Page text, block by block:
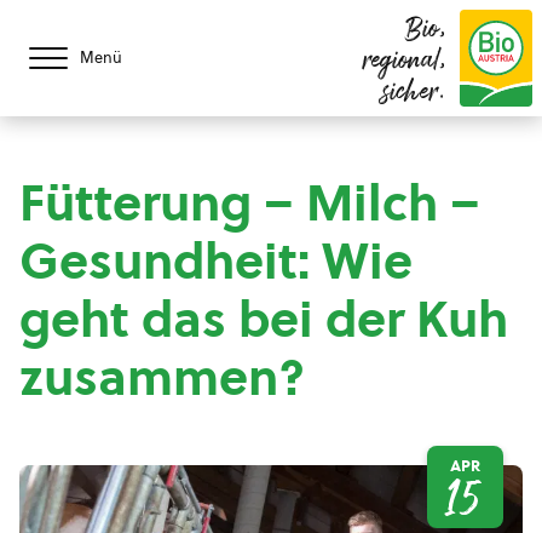
Menü
Bio,
regional,
sicher.
Fütterung – Milch –
Gesundheit: Wie
geht das bei der Kuh
zusammen?
APR
15